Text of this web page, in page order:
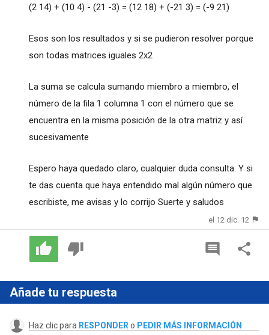
(2 14) + (10 4) - (21 -3) = (12 18) + (-21 3) = (-9 21)
Esos son los resultados y si se pudieron resolver porque
son todas matrices iguales 2x2
La suma se calcula sumando miembro a miembro, el
número de la fila 1 columna 1 con el número que se
encuentra en la misma posición de la otra matriz y así
sucesivamente
Espero haya quedado claro, cualquier duda consulta. Y si
te das cuenta que haya entendido mal algún número que
escribiste, me avisas y lo corrijo Suerte y saludos
el 12 dic. 12
Añade tu respuesta
Haz clic para RESPONDER o PEDIR MÁS INFORMACIÓN